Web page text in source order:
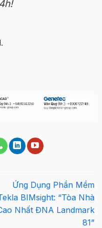
Ứng Dụng Phần Mềm
BIMsight: “Tòa Nhà
Nhất ĐNA Landmark
81”